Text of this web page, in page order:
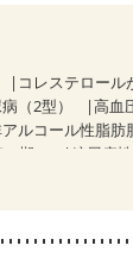
コレステロール
（2型） 高血
ルコール性脂肪
期）
糖尿病
産後（母乳）